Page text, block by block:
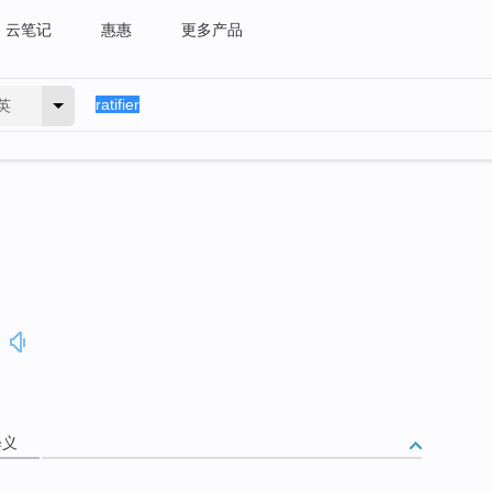
云笔记 惠惠 更多产品